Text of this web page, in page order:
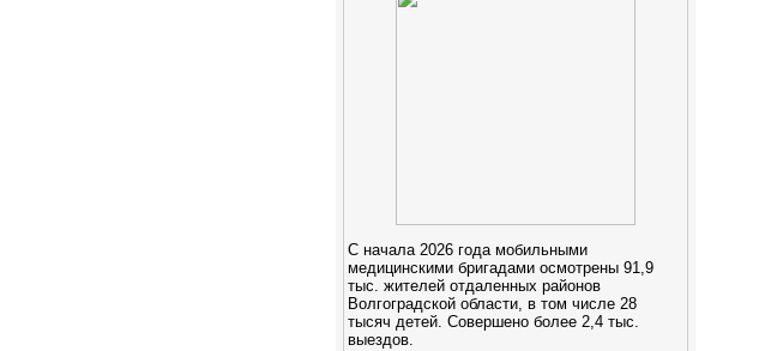
С начала 2026 года мобильными
медицинскими бригадами осмотрены 91,9
тыс. жителей отдаленных районов
Волгоградской области, в том числе 28
тысяч детей. Cовершено более 2,4 тыс.
выездов.